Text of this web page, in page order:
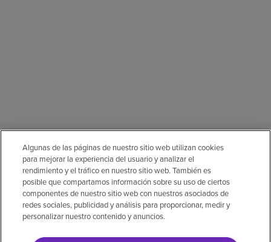
Algunas de las páginas de nuestro sitio web utilizan cookies
para mejorar la experiencia del usuario y analizar el
rendimiento y el tráfico en nuestro sitio web. También es
posible que compartamos información sobre su uso de ciertos
componentes de nuestro sitio web con nuestros asociados de
redes sociales, publicidad y análisis para proporcionar, medir y
personalizar nuestro contenido y anuncios.